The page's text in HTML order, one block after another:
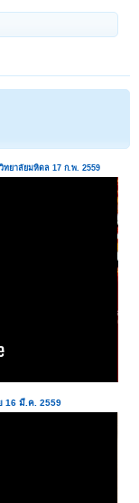
ยาลัยมหิดล 17 ก.พ. 2559
16 มี.ค. 2559